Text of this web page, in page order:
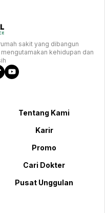
sakit yang dibangun
kehidupan dan
Tentang Kami
Karir
Promo
Cari Dokter
Pusat Unggulan